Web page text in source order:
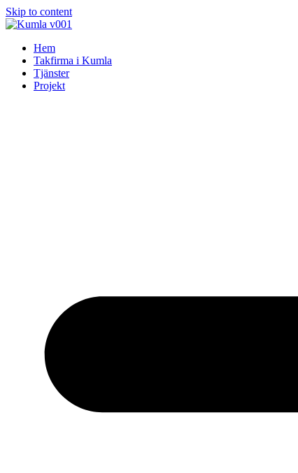
Skip to content
Hem
Takfirma i Kumla
Tjänster
Projekt